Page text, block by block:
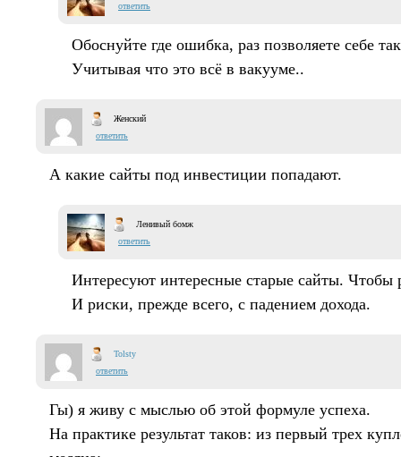
ответить
Обоснуйте где ошибка, раз позволяете себе
Учитывая что это всё в вакууме..
Женский
ответить
А какие сайты под инвестиции попадают.
Ленивый бомж
ответить
Интересуют интересные старые сайты.
И риски, прежде всего, с падением дохода.
Tolsty
ответить
Гы) я живу с мыслью об этой формуле успеха.
На практике результат таков: из первый трех